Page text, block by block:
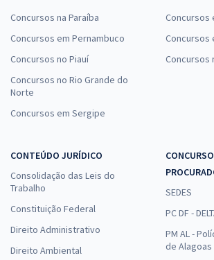
Concursos na Paraíba
Concursos em Pernambuco
Concursos no Piauí
Concursos no Rio Grande do
Norte
Concursos em Sergipe
Concursos
Concursos
Concursos
CONTEÚDO JURÍDICO
Consolidação das Leis do
Trabalho
Constituição Federal
Direito Administrativo
Direito Ambiental
SEDES
PC DF -
PM AL -
de Alagoas